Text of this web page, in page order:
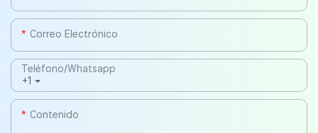
Correo Electrónico
+1
Teléfono/whatsapp
Contenido